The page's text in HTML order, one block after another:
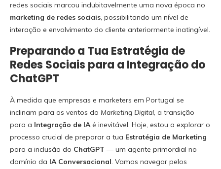
redes sociais marcou indubitavelmente uma nova época no
marketing de redes sociais, possibilitando um nível de
interação e envolvimento do cliente anteriormente inatingível.
Preparando a Tua Estratégia de
Redes Sociais para a Integração do
ChatGPT
À medida que empresas e marketers em Portugal se
inclinam para os ventos do Marketing Digital, a transição
para a Integração de IAé inevitável. Hoje, estou a explorar o
processo crucial de preparar a tua Estratégia de Marketing
para a inclusão do ChatGPT — um agente primordial no
domínio da IA Conversacional. Vamos navegar pelos